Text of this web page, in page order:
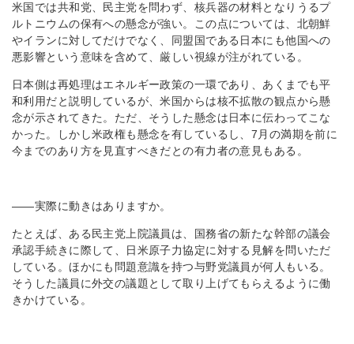
米国では共和党、民主党を問わず、核兵器の材料となりうるプ
ルトニウムの保有への懸念が強い。この点については、北朝鮮
やイランに対してだけでなく、同盟国である日本にも他国への
悪影響という意味を含めて、厳しい視線が注がれている。
日本側は再処理はエネルギー政策の一環であり、あくまでも平
和利用だと説明しているが、米国からは核不拡散の観点から懸
念が示されてきた。ただ、そうした懸念は日本に伝わってこな
かった。しかし米政権も懸念を有しているし、7月の満期を前に
今までのあり方を見直すべきだとの有力者の意見もある。
――実際に動きはありますか。
たとえば、ある民主党上院議員は、国務省の新たな幹部の議会
承認手続きに際して、日米原子力協定に対する見解を問いただ
している。ほかにも問題意識を持つ与野党議員が何人もいる。
そうした議員に外交の議題として取り上げてもらえるように働
きかけている。